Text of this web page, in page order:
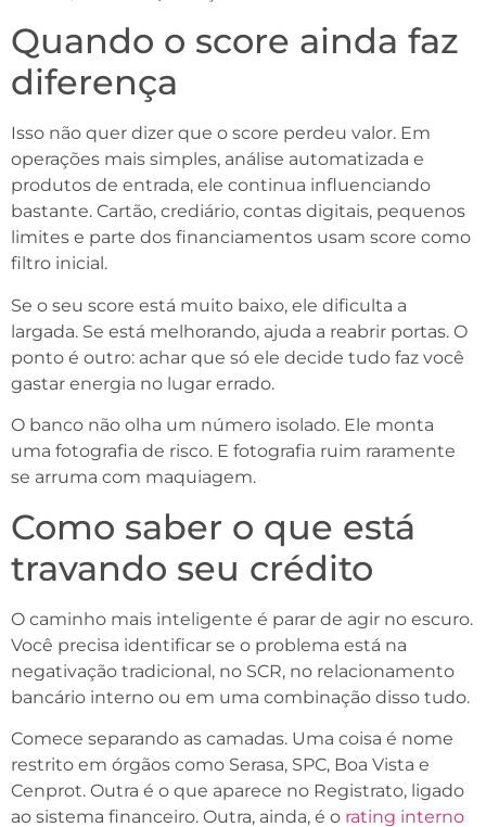
Quando o score ainda faz
diferença
Isso não quer dizer que o score perdeu valor. Em
operações mais simples, análise automatizada e
produtos de entrada, ele continua influenciando
bastante. Cartão, crediário, contas digitais, pequenos
limites e parte dos financiamentos usam score como
filtro inicial.
Se o seu score está muito baixo, ele dificulta a
largada. Se está melhorando, ajuda a reabrir portas. O
ponto é outro: achar que só ele decide tudo faz você
gastar energia no lugar errado.
O banco não olha um número isolado. Ele monta
uma fotografia de risco. E fotografia ruim raramente
se arruma com maquiagem.
Como saber o que está
travando seu crédito
O caminho mais inteligente é parar de agir no escuro.
Você precisa identificar se o problema está na
negativação tradicional, no SCR, no relacionamento
bancário interno ou em uma combinação disso tudo.
Comece separando as camadas. Uma coisa é nome
restrito em órgãos como Serasa, SPC, Boa Vista e
Cenprot. Outra é o que aparece no Registrato, ligado
ao sistema financeiro. Outra, ainda, é o rating interno